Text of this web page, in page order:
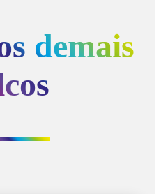
demais